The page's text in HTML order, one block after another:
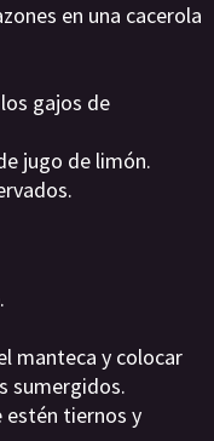
en una cacerola
gajos de
jugo de limón.
manteca y colocar
sumergidos.
estén tiernos y